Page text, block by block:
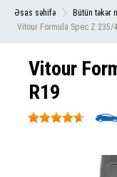
Əsas səhifə Bütün təkər
Vitour Formula Spec Z 235/
Vitour
R19